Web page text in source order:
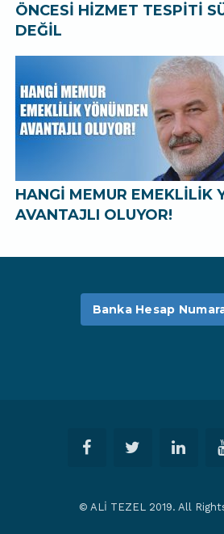
ÖNCESİ HİZMET TESPİTİ
DEĞİL
HANGİ MEMUR EMEKLİLİK
AVANTAJLI OLUYOR!
Banka Hesap
© ALİ TEZEL 2019. All